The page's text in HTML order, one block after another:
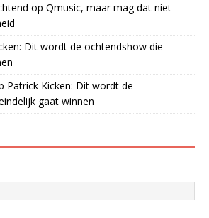
op Qmusic, maar mag dat niet
Dit wordt de ochtendshow die
Patrick Kicken: Dit wordt de
gaat winnen